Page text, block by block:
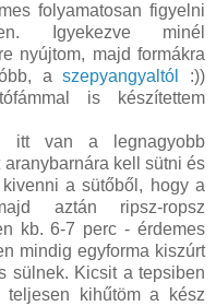
folyamatosan figyelni
Igyekezve minél
nyújtom, majd formákra
aszepyangyaltól
:))
is készítettem
itt van a legnagyobb
kell sütni és
a sütőből, hogy a
aztán ripsz-ropsz
kb. 6-7 perc - érdemes
mindig egyforma kiszúrt
sülnek. Kicsit a tepsiben
teljesen kihűtöm a kész